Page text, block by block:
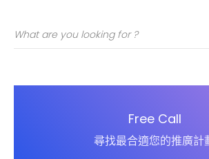
Free Call
尋找最合適您的推廣計